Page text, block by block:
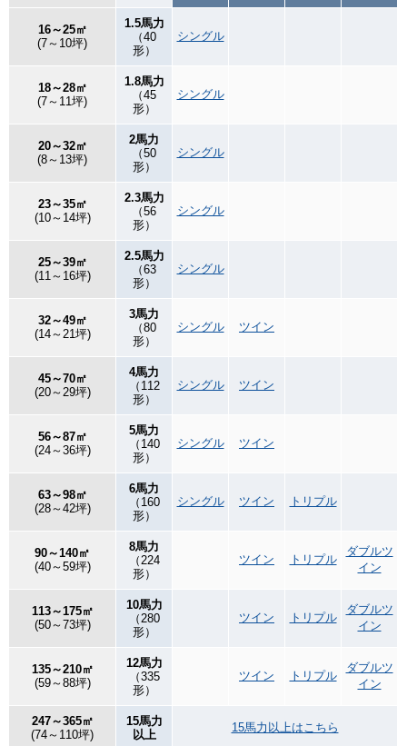
16～25㎡
(7～10坪)
1.5馬力
（40
形）
シングル
18～28㎡
(7～11坪)
1.8馬力
（45
形）
シングル
20～32㎡
(8～13坪)
2馬力
（50
形）
シングル
23～35㎡
(10～14坪)
2.3馬力
（56
形）
シングル
25～39㎡
(11～16坪)
2.5馬力
（63
形）
シングル
32～49㎡
(14～21坪)
3馬力
（80
形）
シングル ツイン
45～70㎡
(20～29坪)
4馬力
（112
形）
シングル ツイン
56～87㎡
(24～36坪)
5馬力
（140
形）
シングル ツイン
63～98㎡
(28～42坪)
6馬力
（160
形）
シングル ツイン トリプル
90～140㎡
(40～59坪)
8馬力
（224
形）
ツイン トリプル
ダブルツ
イン
113～175㎡
(50～73坪)
10馬力
（280
形）
ツイン トリプル
ダブルツ
イン
135～210㎡
(59～88坪)
12馬力
（335
形）
ツイン トリプル
ダブルツ
イン
247～365㎡
(74～110坪)
15馬力
以上
15馬力以上はこちら